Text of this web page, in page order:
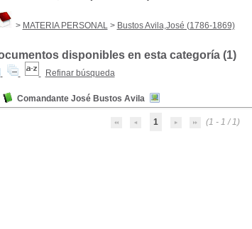
> MATERIA PERSONAL> Bustos Avila,José (1786-1869)
disponibles en esta categoría (1)
Refinar búsqueda
Comandante José Bustos Avila
1 (1 - 1 / 1)